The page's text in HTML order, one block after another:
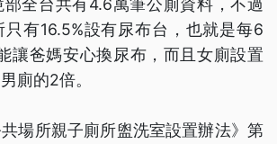
有16.5%設有尿布台，也就是每6
讓爸媽安心換尿布，而且女廁設置
廁的2倍。
場所親子廁所盥洗室設置辦法》第